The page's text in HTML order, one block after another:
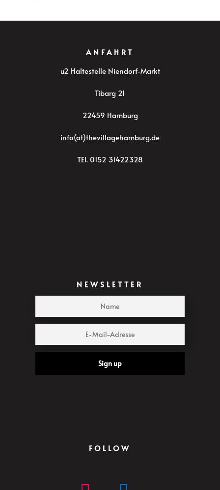
ANFAHRT
u2 Haltestelle Niendorf-Markt
Tibarg 21
22459 Hamburg
info(at)thevillagehamburg.de
TEl. 0152 31422328
NEWSLETTER
Sign up
FOLLOW